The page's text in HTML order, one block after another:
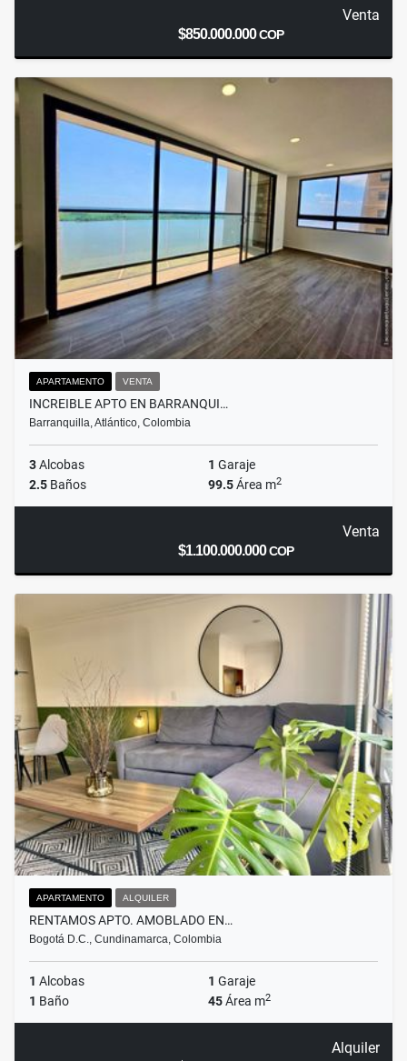
Venta
$850.000.000COP
APARTAMENTO VENTA
INCREIBLE APTO EN BARRANQUI…
Barranquilla, Atlántico, Colombia
3Alcobas 1 Garaje
2.5 Baños 99.5Área m2
Venta
$1.100.000.000COP
APARTAMENTO ALQUILER
RENTAMOS APTO. AMOBLADO EN…
Bogotá D.C., Cundinamarca, Colombia
1 Alcobas 1 Garaje
1 Baño 45Área m2
Alquiler